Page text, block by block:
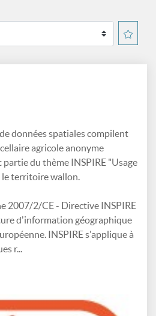
données spatiales compilent
agricole anonyme
du thème INSPIRE "Usage
le territoire wallon.
2007/2/CE - Directive INSPIRE
d'information géographique
INSPIRE s'applique à
r...